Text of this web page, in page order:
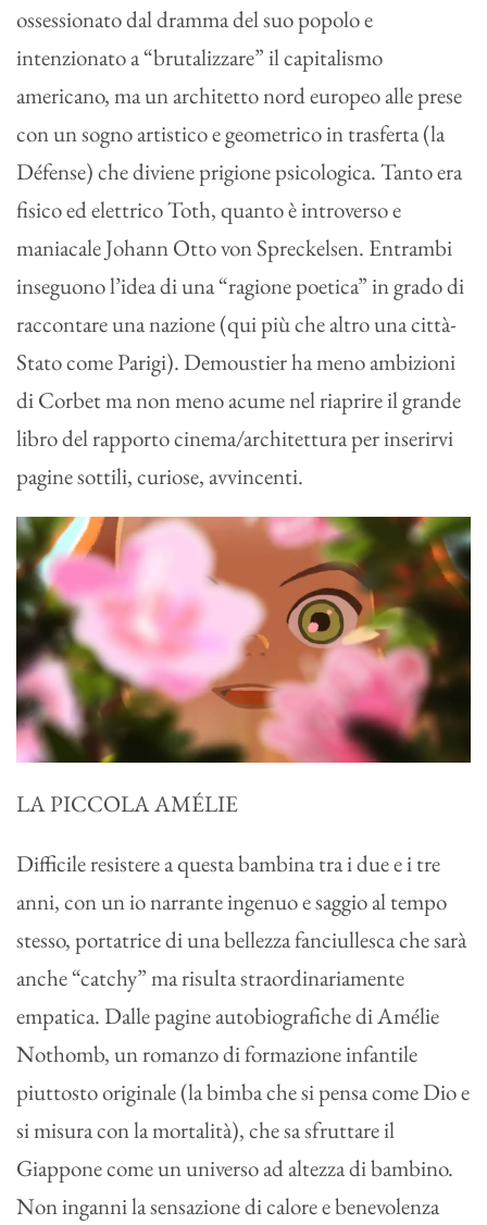
ossessionato dal dramma del suo popolo e
intenzionato a “brutalizzare” il capitalismo
americano, ma un architetto nord europeo alle prese
con un sogno artistico e geometrico in trasferta (la
Défense) che diviene prigione psicologica. Tanto era
fisico ed elettrico Toth, quanto è introverso e
maniacale Johann Otto von Spreckelsen. Entrambi
inseguono l’idea di una “ragione poetica” in grado di
raccontare una nazione (qui più che altro una città-
Stato come Parigi). Demoustier ha meno ambizioni
di Corbet ma non meno acume nel riaprire il grande
libro del rapporto cinema/architettura per inserirvi
pagine sottili, curiose, avvincenti.
LA PICCOLA AMÉLIE
Difficile resistere a questa bambina tra i due e i tre
anni, con un io narrante ingenuo e saggio al tempo
stesso, portatrice di una bellezza fanciullesca che sarà
anche “catchy” ma risulta straordinariamente
empatica. Dalle pagine autobiografiche di Amélie
Nothomb, un romanzo di formazione infantile
piuttosto originale (la bimba che si pensa come Dio e
si misura con la mortalità), che sa sfruttare il
Giappone come un universo ad altezza di bambino.
Non inganni la sensazione di calore e benevolenza